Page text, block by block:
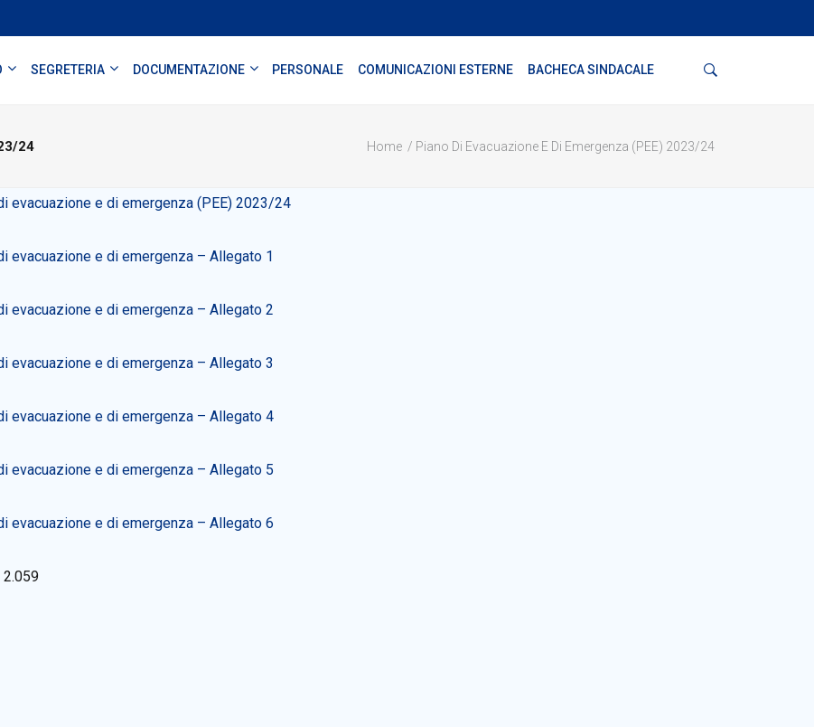
SEGRETERIA DOCUMENTAZIONE PERSONALE COMUNICAZIONI ESTERNE BACHECA SINDACALE
24 Home Piano Di Evacuazione E Di Emergenza (PEE) 2023/24
evacuazione e di emergenza (PEE) 2023/24
evacuazione e di emergenza – Allegato 1
evacuazione e di emergenza – Allegato 2
evacuazione e di emergenza – Allegato 3
evacuazione e di emergenza – Allegato 4
evacuazione e di emergenza – Allegato 5
evacuazione e di emergenza – Allegato 6
2.059